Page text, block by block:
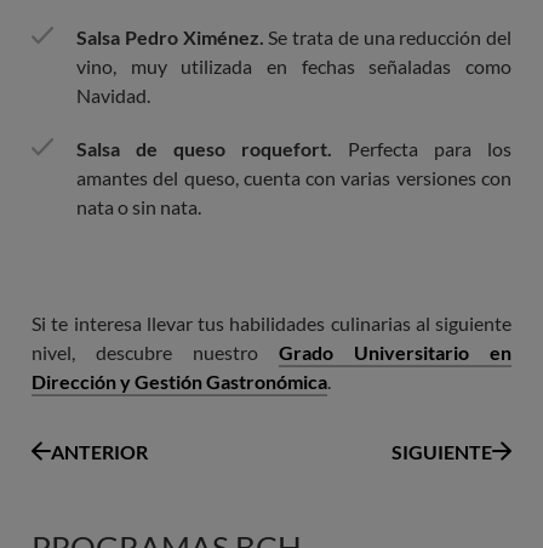
Salsa Pedro Ximénez. Se trata de una reducción del
vino, muy utilizada en fechas señaladas como
Navidad.
Salsa de queso roquefort. Perfecta para los
amantes del queso, cuenta con varias versiones con
nata o sin nata.
Si te interesa llevar tus habilidades culinarias al siguiente
nivel, descubre nuestro Grado Universitario en
Dirección y Gestión Gastronómica.
ANTERIOR SIGUIENTE